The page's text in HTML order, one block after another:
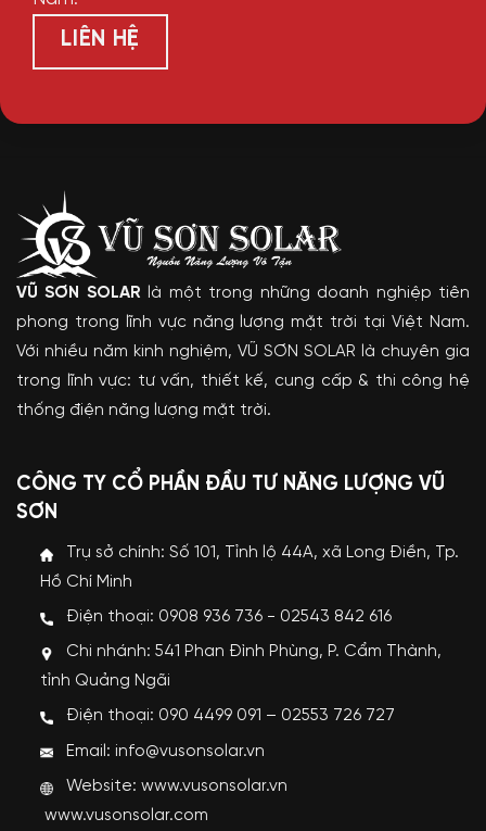
LIÊN HỆ
VŨ SƠN SOLAR là một trong những doanh nghiệp tiên
phong trong lĩnh vực năng lượng mặt trời tại Việt Nam.
Với nhiều năm kinh nghiệm, VŨ SƠN SOLAR là chuyên gia
trong lĩnh vực: tư vấn, thiết kế, cung cấp & thi công hệ
thống điện năng lượng mặt trời.
CÔNG TY CỔ PHẦN ĐẦU TƯ NĂNG LƯỢNG VŨ
SƠN
Trụ sở chính: Số 101, Tỉnh lộ 44A, xã Long Điền, Tp.
Hồ Chí Minh
Điện thoại: 0908 936 736 - 02543 842 616
Chi nhánh: 541 Phan Đình Phùng, P. Cẩm Thành,
tỉnh Quảng Ngãi
Điện thoại: 090 4499 091 – 02553 726 727
Email: info@vusonsolar.vn
Website:www.vusonsolar.vn
www.vusonsolar.com